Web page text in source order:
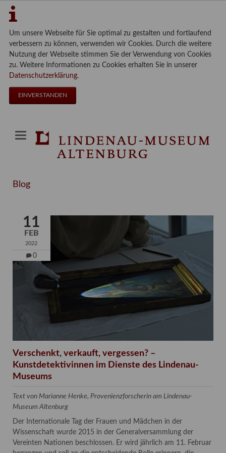
Um unsere Webseite für Sie optimal zu gestalten und fortlaufend
verbessern zu können, verwenden wir Cookies. Durch die weitere
Nutzung der Webseite stimmen Sie der Verwendung von Cookies
zu. Weitere Informationen zu Cookies erhalten Sie in unserer
Datenschutzerklärung.
EINVERSTANDEN
Blog
11
FEB
2022
0
Verschenkt, verkauft, vergessen? –
Kunstdetektivinnen im Dienste des Lindenau-
Museums
Text von Marianne Henke, Provenienzforscherin am Lindenau-
Museum Altenburg
Der Internationale Tag der Frauen und Mädchen in der
Wissenschaft wurde 2015 in der Generalversammlung der
Vereinten Nationen beschlossen. Er wird jährlich am 11. Februar